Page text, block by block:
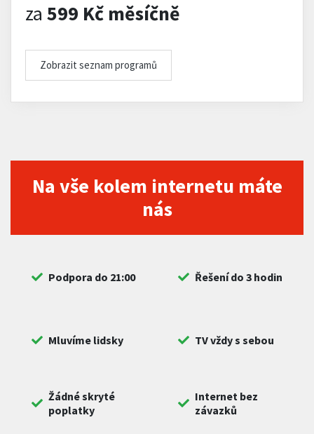
za 599 Kč měsíčně
Zobrazit seznam programů
Na vše kolem internetu máte
nás
Podpora do 21:00 Řešení do 3 hodin
Mluvíme lidsky TV vždy s sebou
Žádné skryté
poplatky
Internet bez
závazků